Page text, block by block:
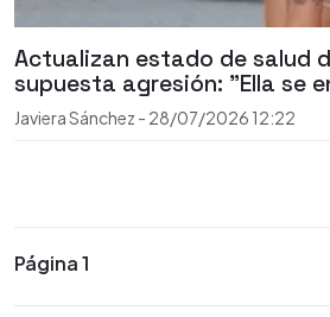
Actualizan estado de salud
supuesta agresión: "Ella se
Javiera Sánchez - 28/07/2026 12:22
Página 1